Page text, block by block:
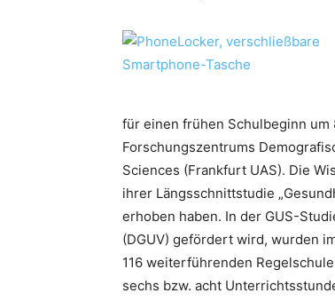
für einen frühen Schulbeginn um
Forschungszentrums
Sciences (Frankfurt UAS). Die
ihrer Längsschnittstudie
erhoben haben. In der GUS-
(DGUV) gefördert wird, wurden
116 weiterführenden
sechs bzw. acht